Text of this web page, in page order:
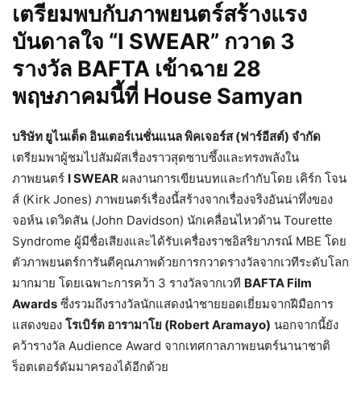
เตรียมพบกับภาพยนตร์สร้างแรง
บันดาลใจ “I SWEAR” กวาด 3
รางวัล BAFTA เข้าฉาย 28
พฤษภาคมนี้ที่ House Samyan
บริษัท ยูไนเต็ด อินเตอร์เนชั่นแนล พิคเจอร์ส (ฟาร์อีสต์) จำกัด
เตรียมพาผู้ชมไปสัมผัสเรื่องราวสุดซาบซึ้งและทรงพลังใน
ภาพยนตร์ I SWEAR ผลงานการเขียนบทและกำกับโดย เคิร์ก โจน
ส์ (Kirk Jones) ภาพยนตร์เรื่องนี้สร้างจากเรื่องจริงอันน่าทึ่งของ
จอห์น เดวิดสัน (John Davidson) นักเคลื่อนไหวด้าน Tourette
Syndrome ผู้มีชื่อเสียงและได้รับเครื่องราชอิสริยาภรณ์ MBE โดย
ตัวภาพยนตร์การันตีคุณภาพด้วยการกวาดรางวัลจากเวทีระดับโลก
มากมาย โดยเฉพาะการคว้า 3 รางวัลจากเวที BAFTA Film
Awards ซึ่งรวมถึงรางวัลนักแสดงนำชายยอดเยี่ยมจากฝีมือการ
แสดงของ โรเบิร์ต อารามาโย (Robert Aramayo) นอกจากนี้ยัง
คว้ารางวัล Audience Award จากเทศกาลภาพยนตร์นานาชาติ
ร็อตเตอร์ดัมมาครองได้อีกด้วย